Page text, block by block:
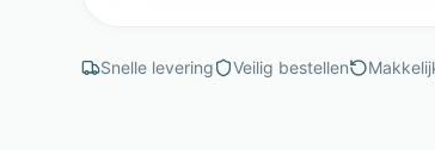
Snelle levering Veilig bestellen